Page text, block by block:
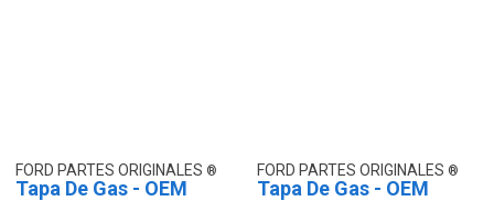
FORD PARTES ORIGINALES
Tapa De Gas - OEM
FORD PARTES ORIGINALES
Tapa De Gas - OEM